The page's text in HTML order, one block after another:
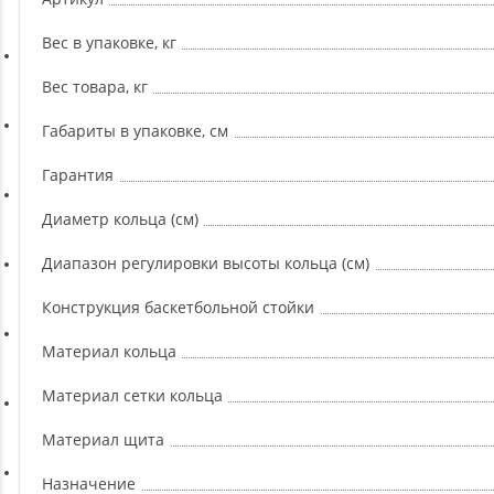
Ремни, Пояса и Упряжи
Сапборды
Волейбол
Системы хранения
Новинки
Вес в упаковке, кг
Вес товара, кг
Габариты в упаковке, см
Гарантия
Диаметр кольца (см)
Диапазон регулировки высоты кольца (см)
Конструкция баскетбольной стойки
Материал кольца
Материал сетки кольца
Материал щита
Назначение